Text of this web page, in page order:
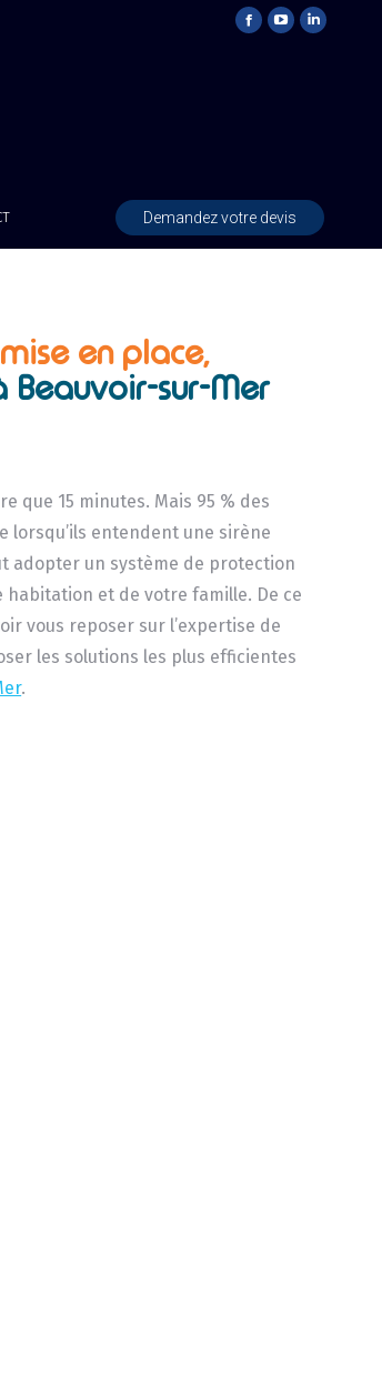
Demandez votre devis
en place,
sur-Mer
que 15 minutes. Mais 95 % des
lorsqu’ils entendent une sirène
adopter un système de protection
et de votre famille. De ce
vous reposer sur l’expertise de
les solutions les plus efficientes
.